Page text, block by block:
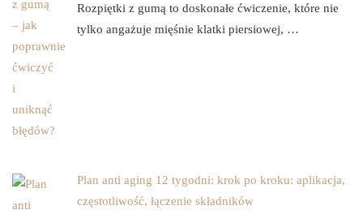
Rozpiętki z gumą to doskonałe ćwiczenie, które nie
tylko angażuje mięśnie klatki piersiowej, …
Plan anti aging 12 tygodni: krok po kroku: aplikacja,
częstotliwość, łączenie składników